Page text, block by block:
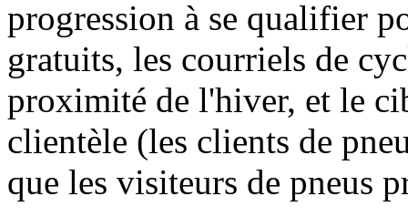
progression à se qualifier
gratuits, les courriels de
proximité de l'hiver, et le
clientèle (les clients de
que les visiteurs de pneus